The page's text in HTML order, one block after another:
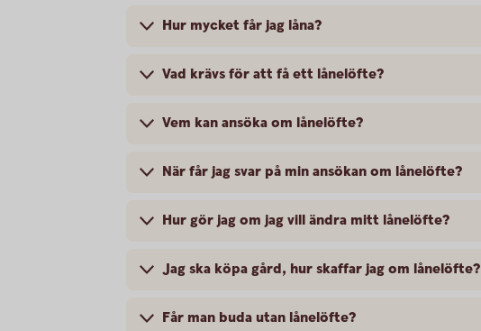
Hur mycket får jag låna?
Vad krävs för att få ett lånelöfte?
Vem kan ansöka om lånelöfte?
När får jag svar på min ansökan om lånelöfte?
Hur gör jag om jag vill ändra mitt lånelöfte?
Jag ska köpa gård, hur skaffar jag om lånelöfte?
Får man buda utan lånelöfte?